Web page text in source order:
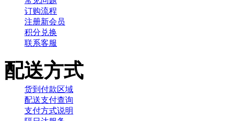
订购流程
注册新会员
积分兑换
联系客服
配送方式
货到付款区域
配送支付查询
支付方式说明